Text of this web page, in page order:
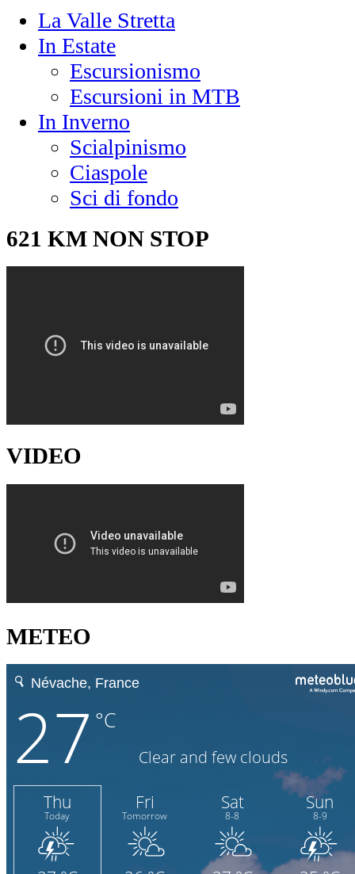
La Valle Stretta
In Estate
Escursionismo
Escursioni in MTB
In Inverno
Scialpinismo
Ciaspole
Sci di fondo
621 KM NON STOP
VIDEO
METEO